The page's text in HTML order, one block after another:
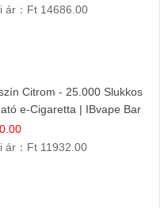
ár： Ft 14686.00
Citrom - 25.000 Slukkos
e-Cigaretta | IBvape Bar
ár： Ft 11932.00